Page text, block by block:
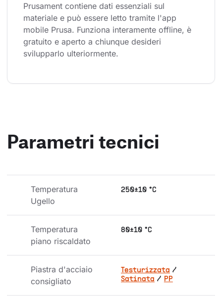
Prusament contiene dati essenziali sul
materiale e può essere letto tramite l'app
mobile Prusa. Funziona interamente offline, è
gratuito e aperto a chiunque desideri
svilupparlo ulteriormente.
Parametri tecnici
Temperatura
Ugello
250±10 °C
Temperatura
piano riscaldato
80±10 °C
Piastra d'acciaio
consigliato
Testurizzata /
Satinata / PP